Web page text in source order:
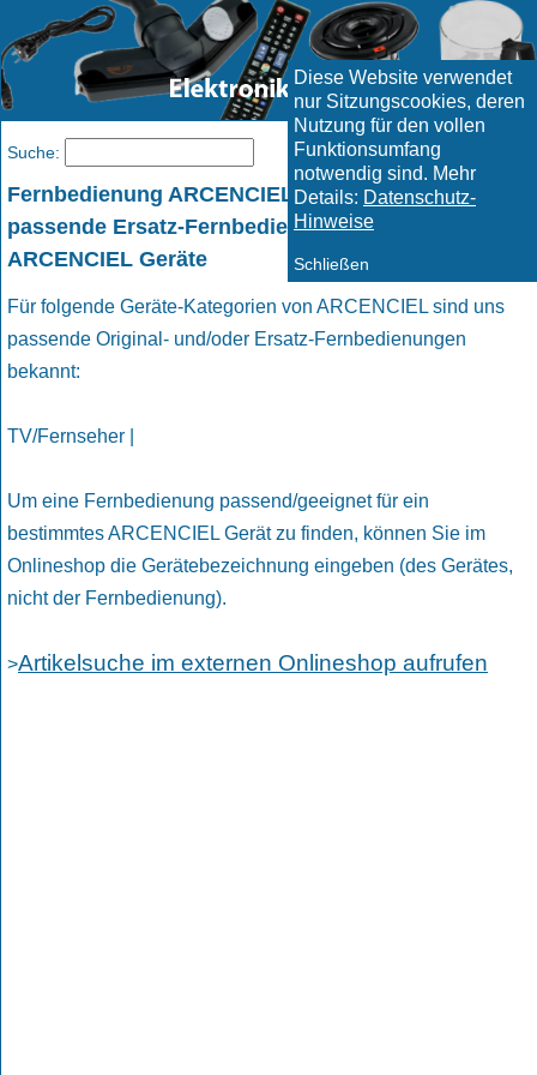
Diese Website verwendet
nur Sitzungscookies, deren
Nutzung für den vollen
Funktionsumfang
notwendig sind. Mehr
Details: Datenschutz-
Hinweise
Schließen
Fernbedienung ARCENCIEL - und geeignete
passende Ersatz-Fernbedienungen für
ARCENCIEL Geräte
Für folgende Geräte-Kategorien von ARCENCIEL sind uns
passende Original- und/oder Ersatz-Fernbedienungen
bekannt:
TV/Fernseher |
Um eine Fernbedienung passend/geeignet für ein
bestimmtes ARCENCIEL Gerät zu finden, können Sie im
Onlineshop die Gerätebezeichnung eingeben (des Gerätes,
nicht der Fernbedienung).
>Artikelsuche im externen Onlineshop aufrufen
Suche: